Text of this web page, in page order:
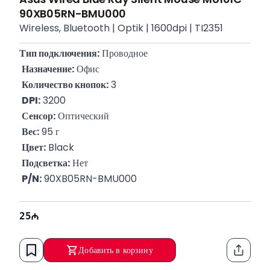
90XB05RN-BMU000
Wireless, Bluetooth | Optik | 1600dpi | TI2351
Тип подключения: Проводное
Назначение: Офис
Количество кнопок: 3
DPI: 3200
Сенсор: Оптический
Вес: 95 г
Цвет: Black
Подсветка: Нет
P/N: 90XB05RN-BMU000
25
Добавить в корзину